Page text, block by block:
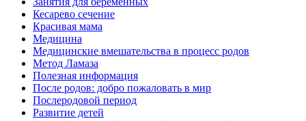
Кесарево сечение
Красивая мама
Медицина
Медицинские вмешательства в процесс родов
Метод Ламаза
Полезная информация
После родов: добро пожаловать в мир
Послеродовой период
Развитие детей